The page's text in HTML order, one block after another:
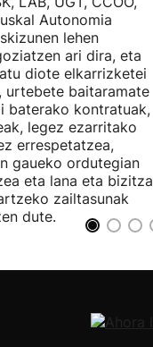
Autonomia
lehen
ari dira, eta
diote elkarrizketei
urtebete baitaramate
baterako kontratuak,
legez ezarritako
errespetatzea,
gaueko ordutegian
eta lana eta bizitza
zailtasunak
dute.